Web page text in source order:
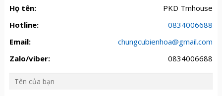
Họ tên:
PKD Tmhouse
Hotline:
0834006688
Email:
chungcubienhoa@gmail.com
Zalo/viber:
0834006688